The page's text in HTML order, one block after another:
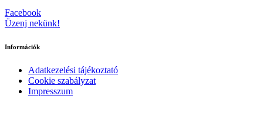
Facebook
Üzenj nekünk!
Információk
Adatkezelési tájékoztató
Cookie szabályzat
Impresszum